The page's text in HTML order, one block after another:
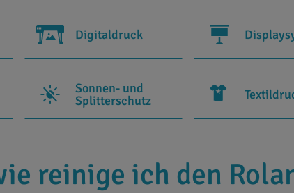
Digitaldruck
Sonnen- und
Splitterschutz
reinige ich den